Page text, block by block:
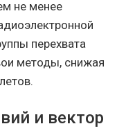
не менее
перехвата
методы, снижая
и вектор